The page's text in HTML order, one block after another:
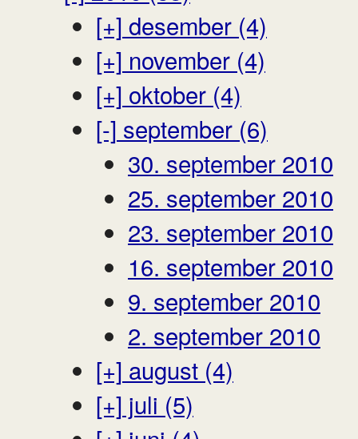
[+] desember (4)
[+] november (4)
[+] oktober (4)
[-] september (6)
30. september 2010
25. september 2010
23. september 2010
16. september 2010
9. september 2010
2. september 2010
[+] august (4)
[+] juli (5)